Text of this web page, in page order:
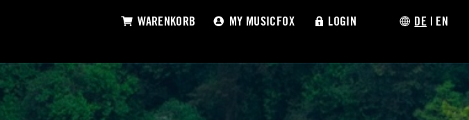
WARENKORB MY MUSICFOX LOGIN DE | EN